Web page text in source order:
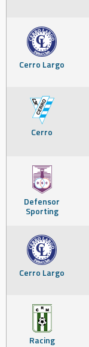
Cerro Largo
Cerro
Defensor
Sporting
Cerro Largo
Racing